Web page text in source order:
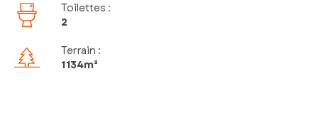
Toilettes :
2
Terrain :
1 134m²